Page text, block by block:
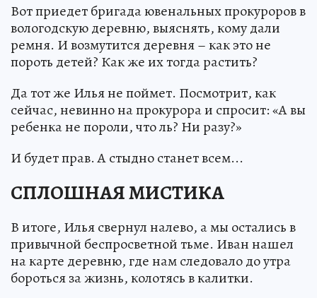
Вот приедет бригада ювенальных прокуроров в
вологодскую деревню, выяснять, кому дали
ремня. И возмутится деревня – как это не
пороть детей? Как же их тогда растить?
Да тот же Илья не поймет. Посмотрит, как
сейчас, невинно на прокурора и спросит: «А вы
ребенка не пороли, что ль? Ни разу?»
И будет прав. А стыдно станет всем...
СПЛОШНАЯ МИСТИКА
В итоге, Илья свернул налево, а мы остались в
привычной беспросветной тьме. Иван нашел
на карте деревню, где нам следовало до утра
бороться за жизнь, колотясь в калитки.